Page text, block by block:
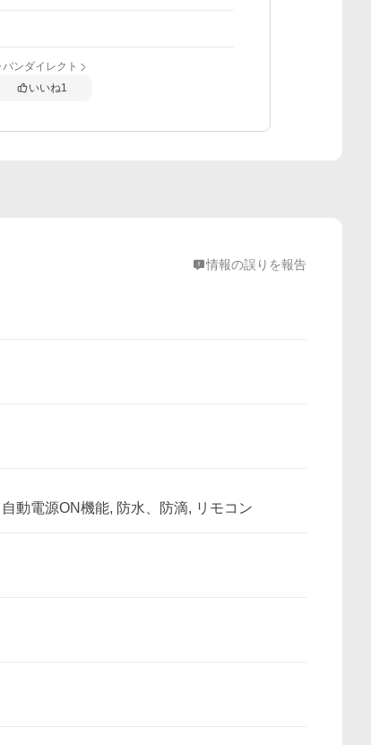
ンダイレクト
いいね1
情報の誤りを報告
動電源ON機能, 防水、防滴, リモコン